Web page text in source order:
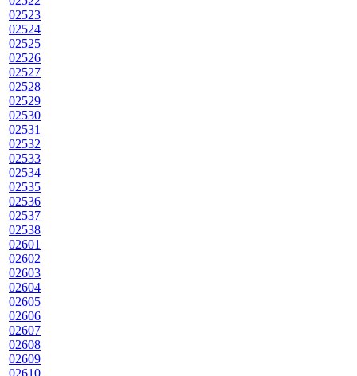
02523
02524
02525
02526
02527
02528
02529
02530
02531
02532
02533
02534
02535
02536
02537
02538
02601
02602
02603
02604
02605
02606
02607
02608
02609
02610